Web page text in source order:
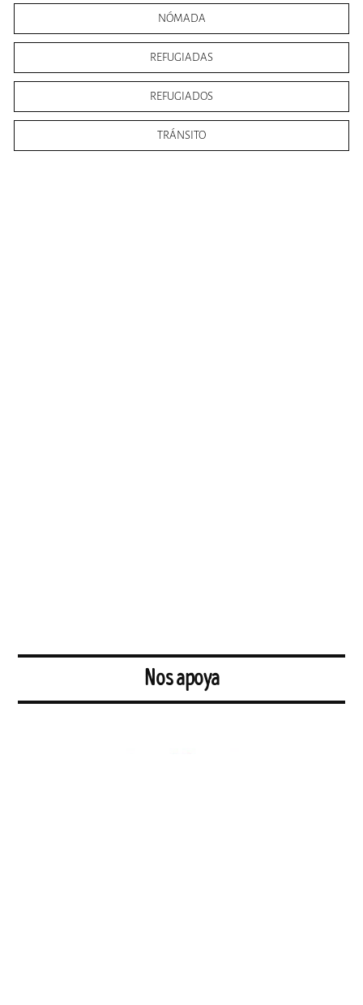
NÓMADA
REFUGIADAS
REFUGIADOS
TRÁNSITO
Nos apoya